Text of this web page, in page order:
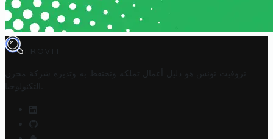
TROVIT
تروفيت تونس هو دليل أعمال تملكه وتحتفظ به وتديره
شركة مخزن
التكنولوجيا